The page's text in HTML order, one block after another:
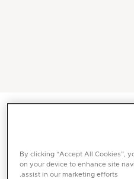
By clicking “Accept All Cookies”,
on your device to enhance site
assist in our marketing efforts.